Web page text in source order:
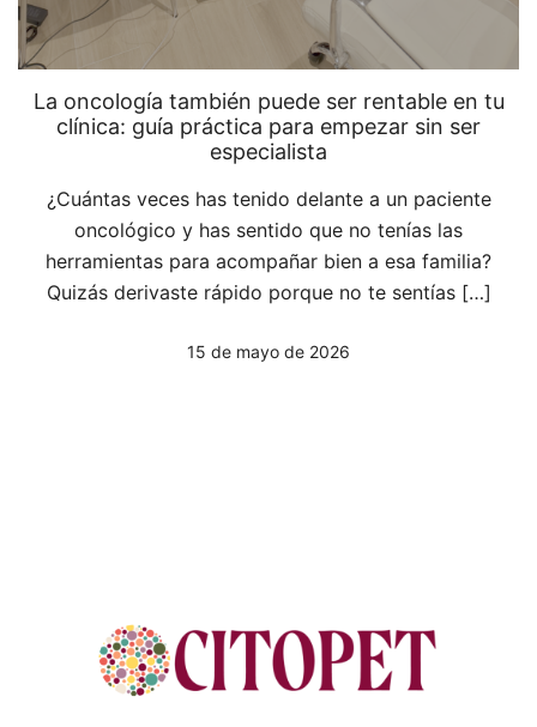
La oncología también puede ser rentable en tu
clínica: guía práctica para empezar sin ser
especialista
¿Cuántas veces has tenido delante a un paciente
oncológico y has sentido que no tenías las
herramientas para acompañar bien a esa familia?
Quizás derivaste rápido porque no te sentías […]
15 de mayo de 2026